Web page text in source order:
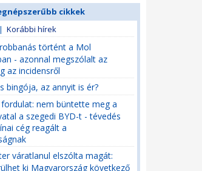
cikkek
| Korábbi hírek
történt a Mol
- azonnal megszólalt az
az incidensről
bingója, az annyit is ér?
nem büntette meg a
a szegedi BYD-t - tévedés
cég reagált a
váratlanul elszólta magát:
ki Magyarország következő